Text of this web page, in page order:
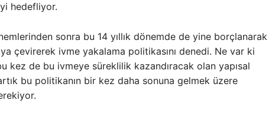
hedefliyor.
sonra bu 14 yıllık dönemde de yine borçlanarak
çevirerek ivme yakalama politikasını denedi. Ne var ki
kez de bu ivmeye süreklilik kazandıracak olan yapısal
bu politikanın bir kez daha sonuna gelmek üzere